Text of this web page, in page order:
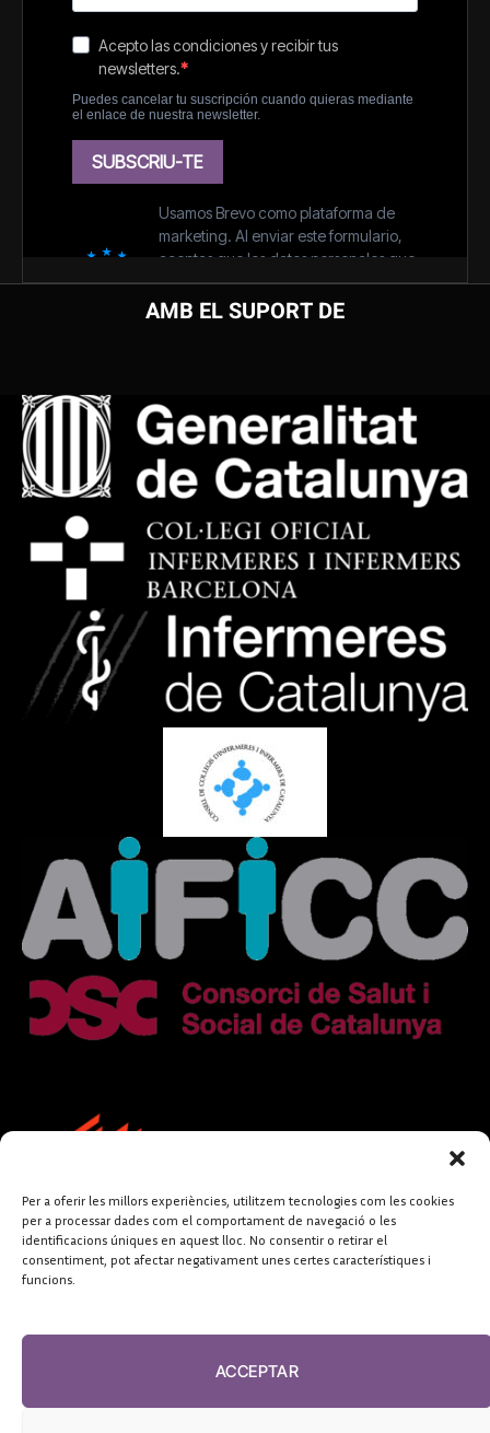
Per a oferir les millors experiències, utilitzem tecnologies com les cookies
per a processar dades com el comportament de navegació o les
identificacions úniques en aquest lloc. No consentir o retirar el
consentiment, pot afectar negativament unes certes característiques i
funcions.
ACCEPTAR
AMB EL SUPORT DE
FUNDACIÓ